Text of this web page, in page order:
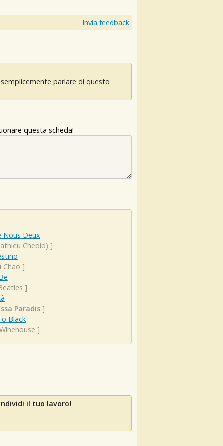
Invia feedback
parlare di questo
questa scheda!
Nous Deux
Chedid) ]
Chao ]
]
Paradis]
Black
]
il tuo lavoro!